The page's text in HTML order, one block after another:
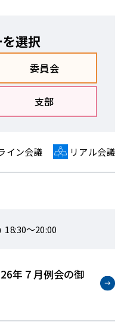
選択
委員会
支部
イン会議 リアル会議
～20:00
年７月例会の御